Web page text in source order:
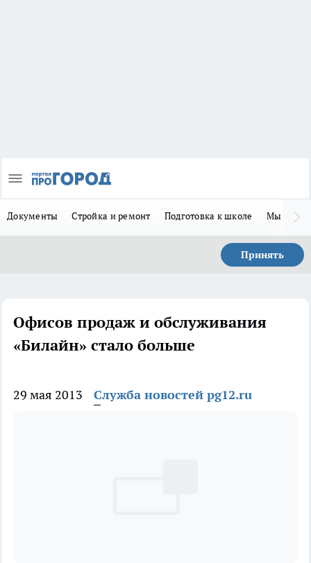
Документы Стройка и ремонт Подготовка к школе Мы в MAX
Принять
Офисов продаж и обслуживания
«Билайн» стало больше
29 мая 2013 Служба новостей pg12.ru